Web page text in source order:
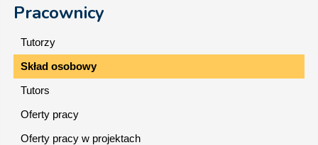
Pracownicy
Tutorzy
Skład osobowy
Tutors
Oferty pracy
Oferty pracy w projektach